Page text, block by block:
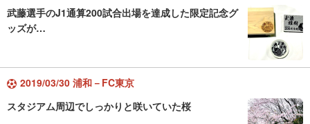
武藤選手のJ1通算200試合出場を達成した限定記念グ
ッズが…
2019/03/30 浦和－FC東京
スタジアム周辺でしっかりと咲いていた桜